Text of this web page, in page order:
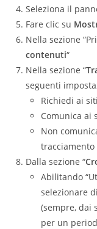
Seleziona il
Fare clic su
Nella sezione
contenuti“
Nella sezione “
seguenti
Richiedi ai
Comunica ai
Non
Dalla sezione “
Abilitando
selezionare
(sempre, dai
per un